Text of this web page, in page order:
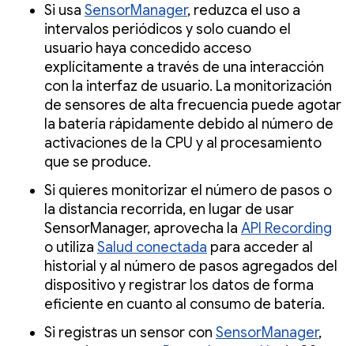
Si usa SensorManager, reduzca el uso a
intervalos periódicos y solo cuando el
usuario haya concedido acceso
explícitamente a través de una interacción
con la interfaz de usuario. La monitorización
de sensores de alta frecuencia puede agotar
la batería rápidamente debido al número de
activaciones de la CPU y al procesamiento
que se produce.
Si quieres monitorizar el número de pasos o
la distancia recorrida, en lugar de usar
SensorManager, aprovecha la API Recording
o utiliza Salud conectada para acceder al
historial y al número de pasos agregados del
dispositivo y registrar los datos de forma
eficiente en cuanto al consumo de batería.
Si registras un sensor con SensorManager,